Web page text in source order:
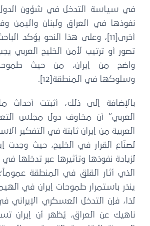
سياسة التدخل في شؤون الدول
في العراق ولبنان واليمن
أخرى[11]، وعلى هذا النحو يؤكد الباحث
أو ترتيب لأمن الخليج العربي يجب أن
من إيران، من حيث طموحاتها
في المنطقة[12].
إلى ذلك، أثبتت أحداث ما
أن مخاوف دول مجلس التعاون
من إيران ثابتة في التفكير
القرار في الخليج، حيث وجدت إيران
أثار القلق في المنطقة عموماً؛ لأن
فإن التدخل العسكري الإيراني في
عن العراق، يُظهر أن إيران تسعى